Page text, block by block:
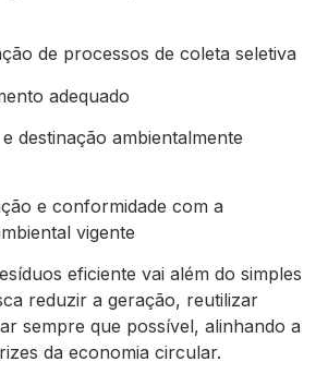
de processos de coleta seletiva
adequado
destinação ambientalmente
e conformidade com a
vigente
eficiente vai além do simples
reduzir a geração, reutilizar
sempre que possível, alinhando a
da economia circular.